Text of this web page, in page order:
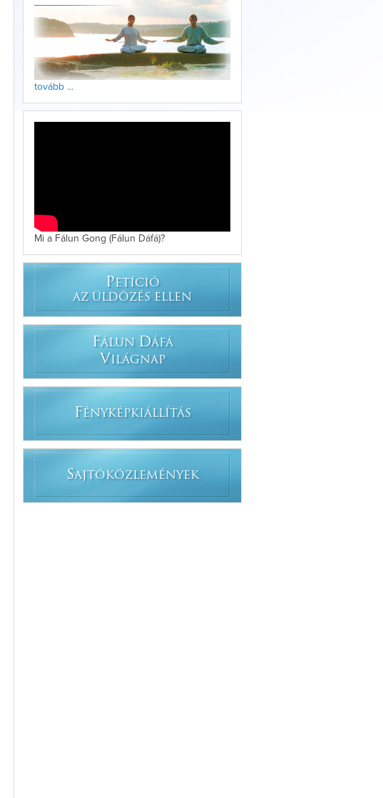
tovább ...
Mi a Fálun Gong (Fálun Dáfá)?
PETÍCIÓ
AZ ÜLDÖZÉS ELLEN
FÁLUN DÁFÁ
VILÁGNAP
FÉNYKÉPKIÁLLÍTÁS
SAJTÓKÖZLEMÉNYEK